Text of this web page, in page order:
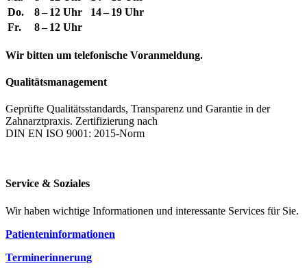
Do.
8 – 12 Uhr
14 – 19 Uhr
Fr.
8 – 12 Uhr
Wir bitten um telefonische Voranmeldung.
Qualitätsmanagement
Geprüfte Qualitätsstandards, Transparenz und Garantie in der
Zahnarztpraxis. Zertifizierung nach
DIN EN ISO 9001: 2015-Norm
Service & Soziales
Wir haben wichtige Informationen und interessante Services für Sie.
Patienteninformationen
Terminerinnerung